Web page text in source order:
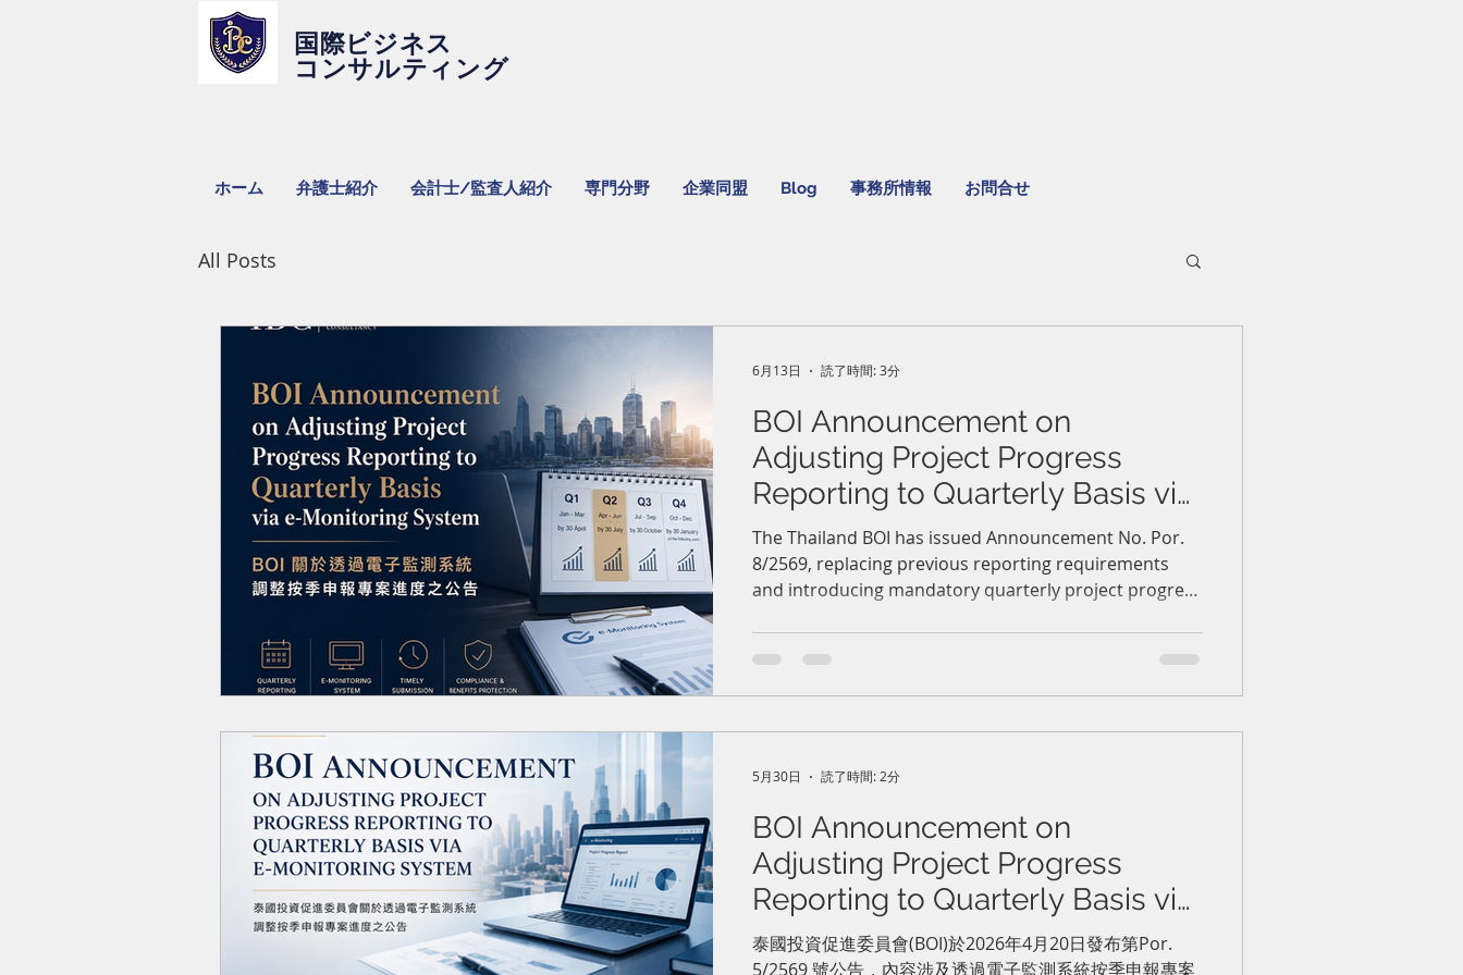
国際ビジネス
コンサルティング
ホーム 弁護士紹介 会計士/監査人紹介 専門分野 企業同盟 Blog 事務所情報 お問合せ
All Posts
BOI Announcement on
Adjusting Project Progress
Reporting to Quarterly Basis via
e-Monitoring SystemBOI 關於透
過電子監測系統調整按季申報專
The Thailand BOI has issued Announcement No. Por.
8/2569, replacing previous reporting requirements
and introducing mandatory quarterly project progress
deadlines to avoid suspension or revocation of
investment privileges.
6月13日 読了時間: 3分
BOI Announcement on
Adjusting Project Progress
Reporting to Quarterly Basis via
e-Monitoring System泰國投資促
泰國投資促進委員會(BOI)於2026年4月20日發布第Por.
5/2569 號公告，內容涉及透過電子監測系統按季申報專案
5月30日 読了時間: 2分